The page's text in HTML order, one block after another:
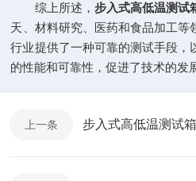
综上所述， 步入式高低温测试
天、材料研究、医药和食品加工
行业提供了一种可靠的测试手段
的性能和可靠性，促进了技术的发展
上一条